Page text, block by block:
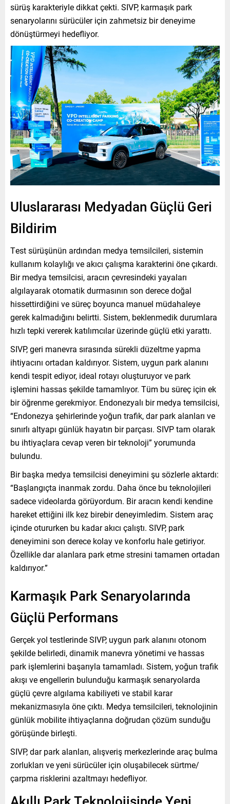
sürüş karakteriyle dikkat çekti. SIVP, karmaşık park
senaryolarını sürücüler için zahmetsiz bir deneyime
dönüştürmeyi hedefliyor.
Uluslararası Medyadan Güçlü Geri
Bildirim
Test sürüşünün ardından medya temsilcileri, sistemin
kullanım kolaylığı ve akıcı çalışma karakterini öne çıkardı.
Bir medya temsilcisi, aracın çevresindeki yayaları
algılayarak otomatik durmasının son derece doğal
hissettirdiğini ve süreç boyunca manuel müdahaleye
gerek kalmadığını belirtti. Sistem, beklenmedik durumlara
hızlı tepki vererek katılımcılar üzerinde güçlü etki yarattı.
SIVP, geri manevra sırasında sürekli düzeltme yapma
ihtiyacını ortadan kaldırıyor. Sistem, uygun park alanını
kendi tespit ediyor, ideal rotayı oluşturuyor ve park
işlemini hassas şekilde tamamlıyor. Tüm bu süreç için ek
bir öğrenme gerekmiyor. Endonezyalı bir medya temsilcisi,
“Endonezya şehirlerinde yoğun trafik, dar park alanları ve
sınırlı altyapı günlük hayatın bir parçası. SIVP tam olarak
bu ihtiyaçlara cevap veren bir teknoloji” yorumunda
bulundu.
Bir başka medya temsilcisi deneyimini şu sözlerle aktardı:
“Başlangıçta inanmak zordu. Daha önce bu teknolojileri
sadece videolarda görüyordum. Bir aracın kendi kendine
hareket ettiğini ilk kez birebir deneyimledim. Sistem araç
içinde otururken bu kadar akıcı çalıştı. SIVP, park
deneyimini son derece kolay ve konforlu hale getiriyor.
Özellikle dar alanlara park etme stresini tamamen ortadan
kaldırıyor.”
Karmaşık Park Senaryolarında
Güçlü Performans
Gerçek yol testlerinde SIVP, uygun park alanını otonom
şekilde belirledi, dinamik manevra yönetimi ve hassas
park işlemlerini başarıyla tamamladı. Sistem, yoğun trafik
akışı ve engellerin bulunduğu karmaşık senaryolarda
güçlü çevre algılama kabiliyeti ve stabil karar
mekanizmasıyla öne çıktı. Medya temsilcileri, teknolojinin
günlük mobilite ihtiyaçlarına doğrudan çözüm sunduğu
görüşünde birleşti.
SIVP, dar park alanları, alışveriş merkezlerinde araç bulma
zorlukları ve yeni sürücüler için oluşabilecek sürtme/
çarpma risklerini azaltmayı hedefliyor.